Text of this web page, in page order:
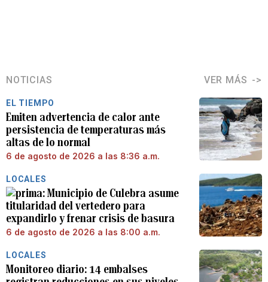
NOTICIAS VER MÁS
EL TIEMPO
Emiten advertencia de calor ante
persistencia de temperaturas más
altas de lo normal
6 de agosto de 2026 a las 8:36 a.m.
LOCALES
Municipio de Culebra asume
titularidad del vertedero para
expandirlo y frenar crisis de basura
6 de agosto de 2026 a las 8:00 a.m.
LOCALES
Monitoreo diario: 14 embalses